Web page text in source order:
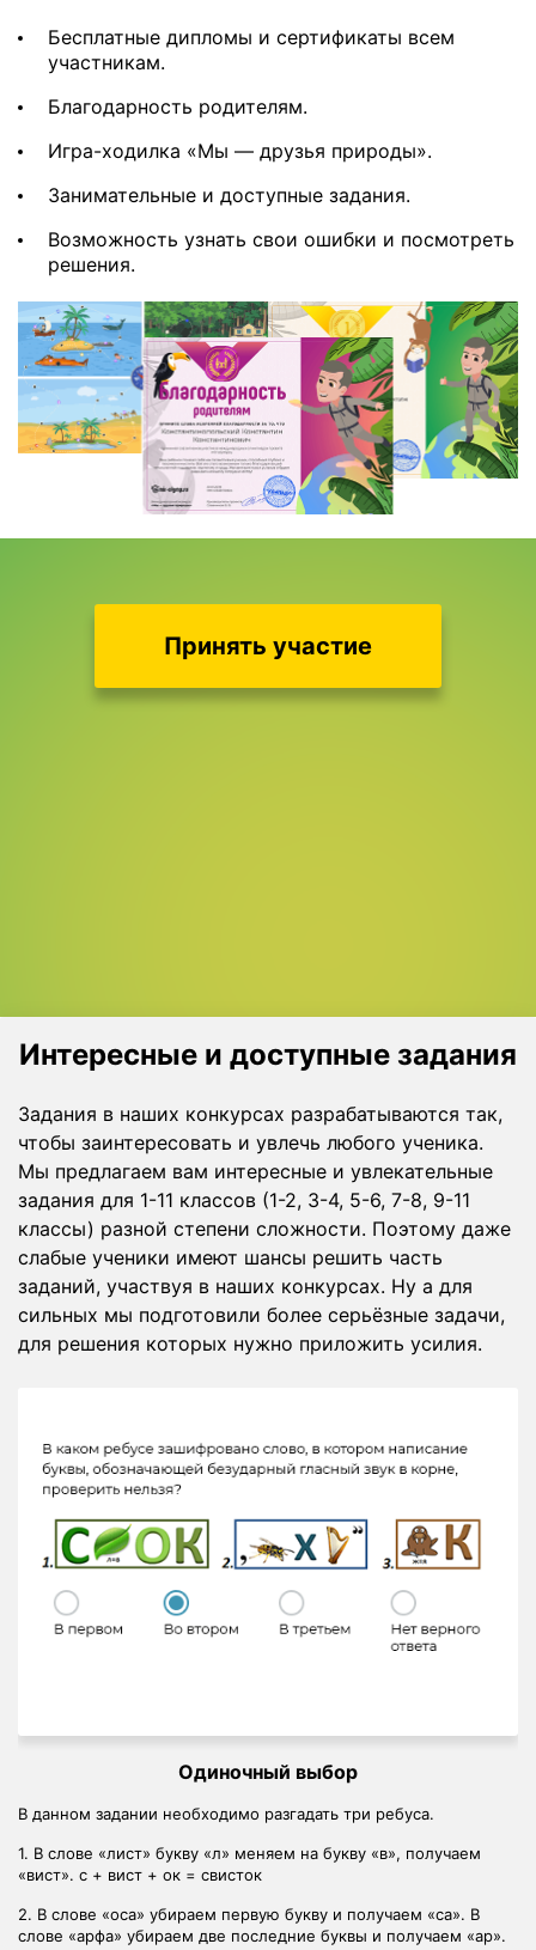
Бесплатные дипломы и сертификаты всем
участникам.
Благодарность родителям.
Игра-ходилка «Мы — друзья природы».
Занимательные и доступные задания.
Возможность узнать свои ошибки и посмотреть
решения.
Принять участие
Интересные и доступные задания
Задания в наших конкурсах разрабатываются так,
чтобы заинтересовать и увлечь любого ученика.
Мы предлагаем вам интересные и увлекательные
задания для 1-11 классов (1-2, 3-4, 5-6, 7-8, 9-11
классы) разной степени сложности. Поэтому даже
слабые ученики имеют шансы решить часть
заданий, участвуя в наших конкурсах. Ну а для
сильных мы подготовили более серьёзные задачи,
для решения которых нужно приложить усилия.
Множественный выбор
Данное задание подготовлено для учеников начальной
рассмотреть 4 картинки. На картинках изображены
животные: ослик, волк, утка и львёнок. Из всех данных слов с